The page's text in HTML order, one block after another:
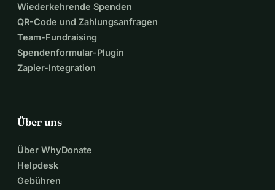
Wiederkehrende Spenden
QR-Code und Zahlungsanfragen
Team-Fundraising
Spendenformular-Plugin
Zapier-Integration
Über uns
Über WhyDonate
Helpdesk
Gebühren